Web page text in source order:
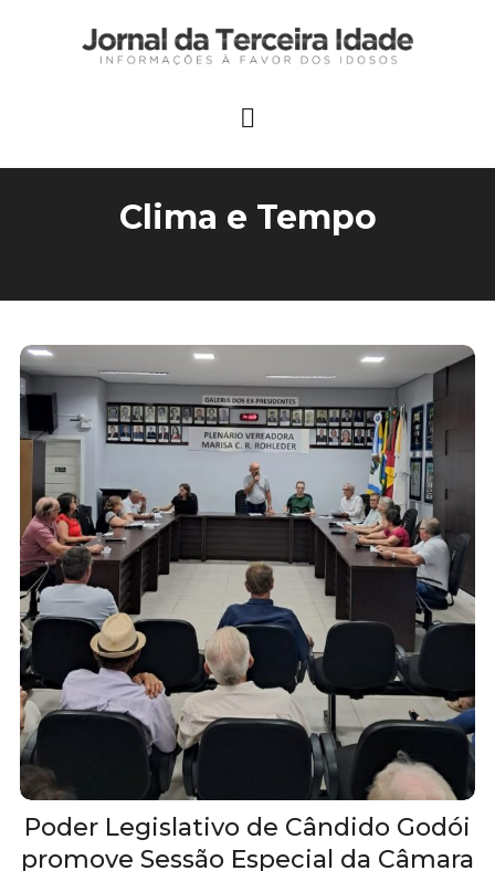
Clima e Tempo
Poder Legislativo de Cândido Godói
promove Sessão Especial da Câmara